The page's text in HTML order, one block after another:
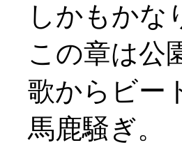
しかもかな
この章は公
歌からビー
馬鹿騒ぎ。